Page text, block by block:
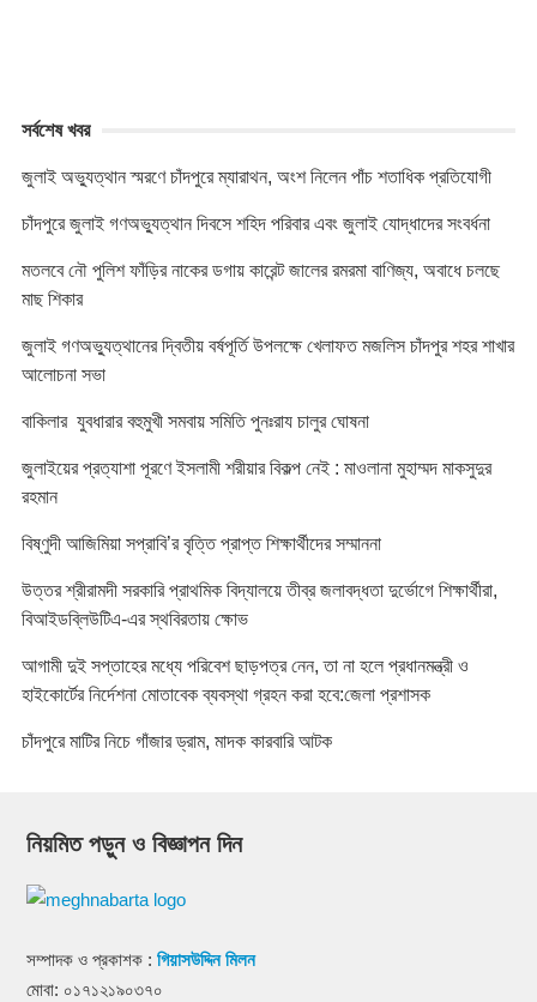
সর্বশেষ খবর
জুলাই অভ্যুত্থান স্মরণে চাঁদপুরে ম্যারাথন, অংশ নিলেন পাঁচ শতাধিক প্রতিযোগী
চাঁদপুরে জুলাই গণঅভ্যুত্থান দিবসে শহিদ পরিবার এবং জুলাই যোদ্ধাদের সংবর্ধনা
মতলবে নৌ পুলিশ ফাঁড়ির নাকের ডগায় কারেন্ট জালের রমরমা বাণিজ্য, অবাধে চলছে
মাছ শিকার
জুলাই গণঅভ্যুত্থানের দ্বিতীয় বর্ষপূর্তি উপলক্ষে খেলাফত মজলিস চাঁদপুর শহর শাখার
আলোচনা সভা
বাকিলার যুবধারার বহুমুখী সমবায় সমিতি পুনঃরায চালুর ঘোষনা
জুলাইয়ের প্রত্যাশা পূরণে ইসলামী শরীয়ার বিকল্প নেই : মাওলানা মুহাম্মদ মাকসুদুর
রহমান
বিষ্ণুদী আজিমিয়া সপ্রাবি’র বৃত্তি প্রাপ্ত শিক্ষার্থীদের সম্মাননা
উত্তর শ্রীরামদী সরকারি প্রাথমিক বিদ্যালয়ে তীব্র জলাবদ্ধতা দুর্ভোগে শিক্ষার্থীরা,
বিআইডব্লিউটিএ-এর স্থবিরতায় ক্ষোভ
আগামী দুই সপ্তাহের মধ্যে পরিবেশ ছাড়পত্র নেন, তা না হলে প্রধানমন্ত্রী ও
হাইকোর্টের নির্দেশনা মোতাবেক ব্যবস্থা গ্রহন করা হবে:জেলা প্রশাসক
চাঁদপুরে মাটির নিচে গাঁজার ড্রাম, মাদক কারবারি আটক
নিয়মিত পড়ুন ও বিজ্ঞাপন দিন
সম্পাদক ও প্রকাশক : গিয়াসউদ্দিন মিলন
মোবা: ০১৭১২১৯০৩৭০